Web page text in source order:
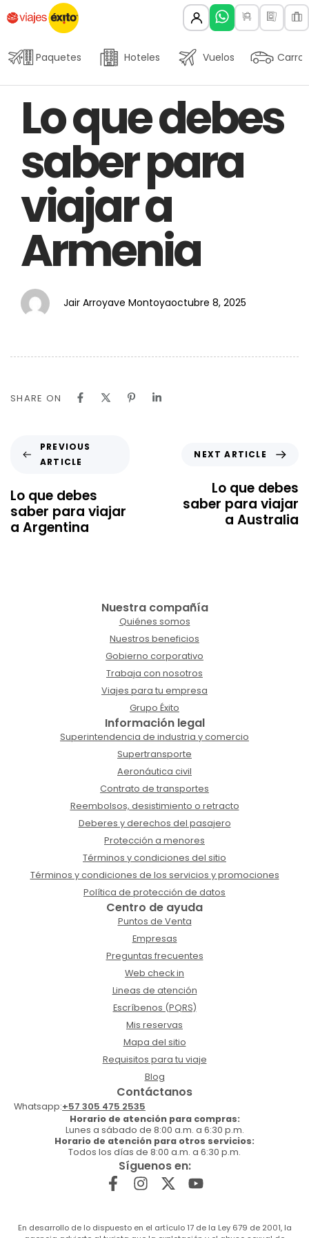
Paquetes Hoteles Vuelos Carros
Lo que debes
saber para
viajar a
Armenia
Jair Arroyave Montoya
on:
octubre 8, 2025
SHARE ON
PREVIOUS
ARTICLE
Lo que debes
saber para viajar
a Argentina
NEXT ARTICLE
Lo que debes
saber para viajar
a Australia
Nuestra compañía
Quiénes somos
Nuestros beneficios
Gobierno corporativo
Trabaja con nosotros
Viajes para tu empresa
Grupo Éxito
Información legal
Superintendencia de industria y comercio
Supertransporte
Aeronáutica civil
Contrato de transportes
Reembolsos, desistimiento o retracto
Deberes y derechos del pasajero
Protección a menores
Términos y condiciones del sitio
Términos y condiciones de los servicios y promociones
Política de protección de datos
Centro de ayuda
Puntos de Venta
Empresas
Preguntas frecuentes
Web check in
Lineas de atención
Escríbenos (PQRS)
Mis reservas
Mapa del sitio
Requisitos para tu viaje
Blog
Contáctanos
Whatsapp:+57 305 475 2535
Horario de atención para compras:
Lunes a sábado de 8:00 a.m. a 6:30 p.m.
Horario de atención para otros servicios:
Todos los días de 8:00 a.m. a 6:30 p.m.
Síguenos en:
En desarrollo de lo dispuesto en el artículo 17 de la Ley 679 de 2001, la